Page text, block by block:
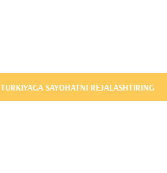
TURKIYAGA SAYOHATNI REJALASHTIRING